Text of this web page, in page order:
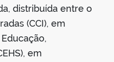
distribuída entre o
(CCI), em
em